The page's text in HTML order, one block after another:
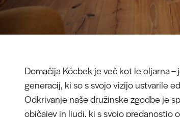
Domačija Kócbek je več kot le oljarna
generacij, ki so s svojo vizijo ustvarile
Odkrivanje naše družinske zgodbe je
običajev in ljudi, ki s svojo predanostjo